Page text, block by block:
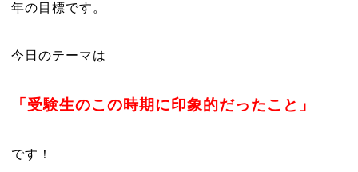
年の目標です。
今日のテーマは
「受験生のこの時期に印象的だったこと」
です！